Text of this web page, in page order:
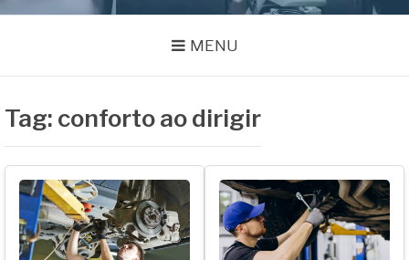
MENU
Tag: conforto ao dirigir